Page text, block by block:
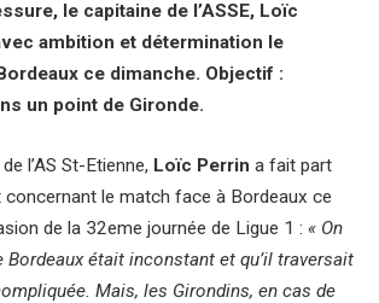
le capitaine de l’ASSE, Loïc
ambition et détermination le
ce dimanche. Objectif :
un point de Gironde.
l’AS St-Etienne, Loïc Perrin a fait part
le match face à Bordeaux ce
de la 32eme journée de Ligue 1 : « On
était inconstant et qu’il traversait
Mais, les Girondins, en cas de